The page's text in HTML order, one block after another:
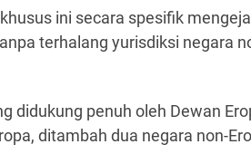
ini secara spesifik
terhalang yurisdiksi negara
didukung penuh oleh Dewan
ditambah dua negara non-